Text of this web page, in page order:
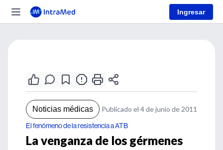
Ingresar
Noticias médicas Publicado el 4 de junio de 2011
El fenómeno de la resistencia a ATB
La venganza de los gérmenes